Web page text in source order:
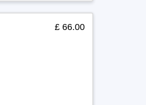
£ 66.00